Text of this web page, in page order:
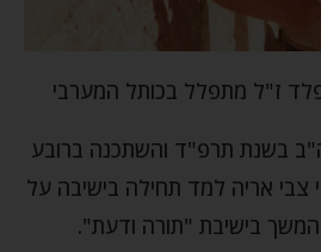
ז"ל מתפלל בכותל המערבי
בשנת תרפ"ד והשתכנה ברובע
צבי אריה למד תחילה בישיבה על
בישיבת "תורה ודעת".